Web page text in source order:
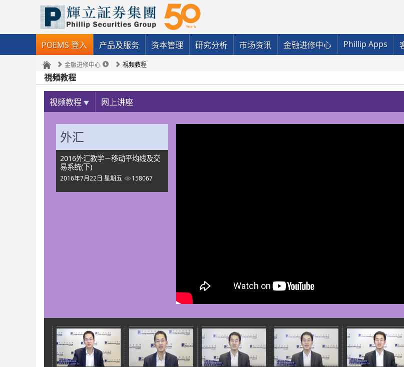
POEMS 登入 产品及服务 资本管理 研究分析 市场资讯 金融进修中心 Phillip Apps
金融进修中心 視頻教程
視頻教程
视频教程 网上讲座
外汇
2016外汇教学－移动平均线及交
易系统(下)
2016年7月22日 星期五 158067